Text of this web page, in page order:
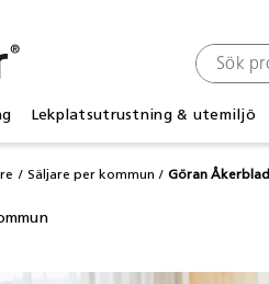
Lekplatsutrustning & utemiljö
Säljare per kommun Göran Åkerblad